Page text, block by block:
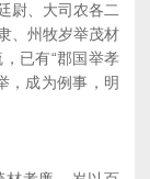
尉、大司农各二
、州牧岁举茂材
已有“郡国举孝
，成为例事，明